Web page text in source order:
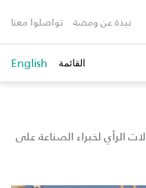
نبذة عن ومضة تواصلوا معنا
القائمة English
الرأي لخبراء الصناعة على